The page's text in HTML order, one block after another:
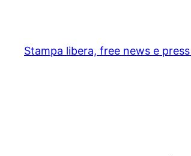
content
Stampa libera, free news e